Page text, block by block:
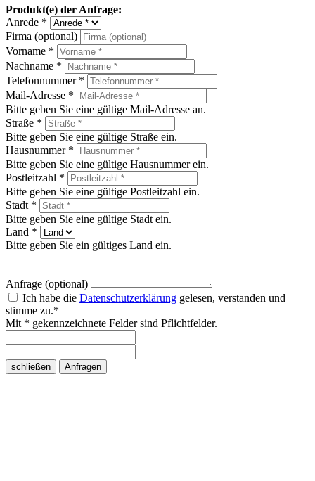
Produkt(e) der Anfrage:
Anrede *
Firma (optional)
Vorname *
Nachname *
Telefonnummer *
Mail-Adresse *
Bitte geben Sie eine gültige Mail-Adresse an.
Straße *
Bitte geben Sie eine gültige Straße ein.
Hausnummer *
Bitte geben Sie eine gültige Hausnummer ein.
Postleitzahl *
Bitte geben Sie eine gültige Postleitzahl ein.
Stadt *
Bitte geben Sie eine gültige Stadt ein.
Land *
Bitte geben Sie ein gültiges Land ein.
Anfrage (optional)
Ich habe die Datenschutzerklärung gelesen, verstanden und
stimme zu.*
Mit * gekennzeichnete Felder sind Pflichtfelder.
schließen Anfragen